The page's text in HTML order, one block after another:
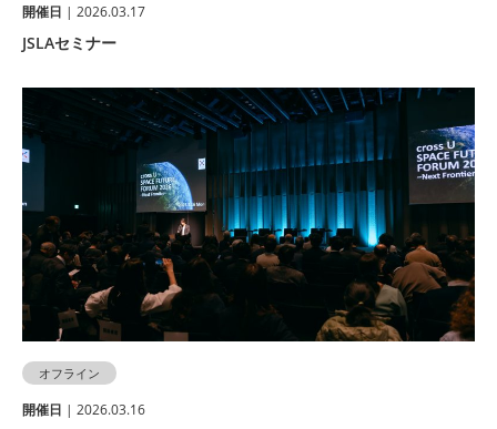
開催⽇ | 2026.03.17
JSLAセミナー
オフライン
開催⽇ | 2026.03.16